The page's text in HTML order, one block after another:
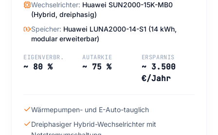
Wechselrichter: Huawei SUN2000-15K-MB0
(Hybrid, dreiphasig)
Speicher: Huawei LUNA2000-14-S1 (14 kWh,
modular erweiterbar)
EIGENVERBR.
~ 80 %
AUTARKIE
~ 75 %
ERSPARNIS
~ 3.500
€/Jahr
Wärmepumpen- und E-Auto-tauglich
Dreiphasiger Hybrid-Wechselrichter mit